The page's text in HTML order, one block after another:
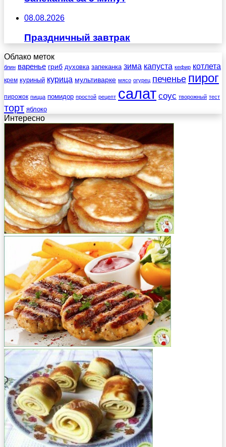
08.08.2026
Праздничный завтрак
Облако меток
блин варенье гриб духовка запеканка зима капуста кефир котлета
крем куриный курица мультиварке мясо огурец печенье пирог
пирожок пицца помидор простой рецепт салат соус творожный тест
торт яблоко
Интересно